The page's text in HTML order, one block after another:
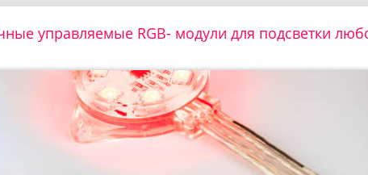
управляемые RGB- модули для подсветки